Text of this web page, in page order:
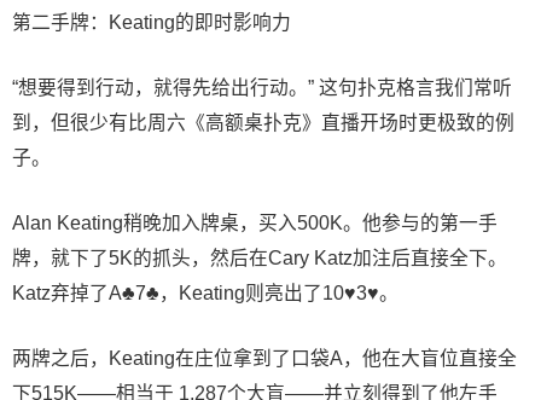
第二手牌：Keating的即时影响力
“想要得到行动，就得先给出行动。” 这句扑克格言我们常听
到，但很少有比周六《高额桌扑克》直播开场时更极致的例
子。
Alan Keating稍晚加入牌桌，买入500K。他参与的第一手
牌，就下了5K的抓头，然后在Cary Katz加注后直接全下。
Katz弃掉了A♣7♣，Keating则亮出了10♥3♥。
两牌之后，Keating在庄位拿到了口袋A，他在大盲位直接全
下515K——相当于 1,287个大盲——并立刻得到了他左手